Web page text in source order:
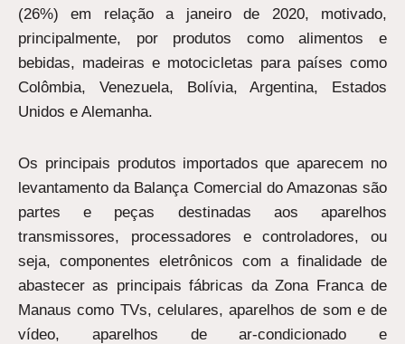
(26%) em relação a janeiro de 2020, motivado,
principalmente, por produtos como alimentos e
bebidas, madeiras e motocicletas para países como
Colômbia, Venezuela, Bolívia, Argentina, Estados
Unidos e Alemanha.
Os principais produtos importados que aparecem no
levantamento da Balança Comercial do Amazonas são
partes e peças destinadas aos aparelhos
transmissores, processadores e controladores, ou
seja, componentes eletrônicos com a finalidade de
abastecer as principais fábricas da Zona Franca de
Manaus como TVs, celulares, aparelhos de som e de
vídeo, aparelhos de ar-condicionado e